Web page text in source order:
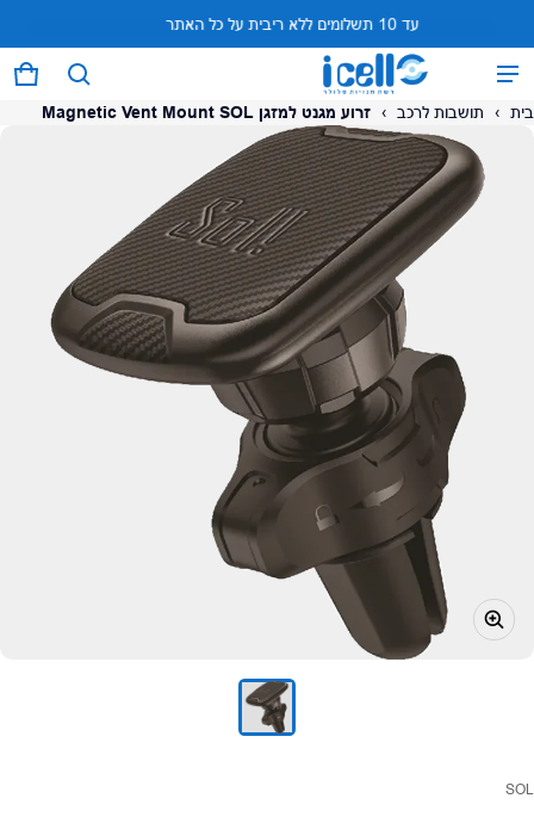
עד 10 תשלומים ללא ריבית על כל האתר
0 פריטים
המוצר נוסף לעגלה
צפה בעגלה ()
לתשלום
בית › תושבות לרכב › זרוע מגנט למזגן Magnetic Vent Mount SOL
ספק:
SOL
על המוצר